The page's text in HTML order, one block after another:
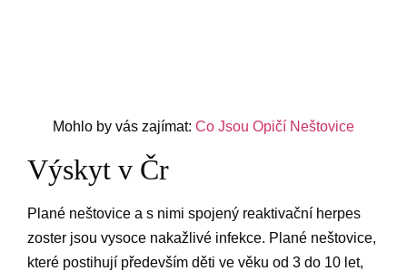
Mohlo by vás zajímat: Co Jsou Opičí Neštovice
Výskyt v Čr
Plané neštovice a s nimi spojený reaktivační herpes
zoster jsou vysoce nakažlivé infekce. Plané neštovice,
které postihují především děti ve věku od 3 do 10 let,